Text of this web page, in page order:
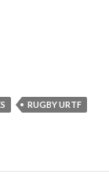
RUGBY URTF